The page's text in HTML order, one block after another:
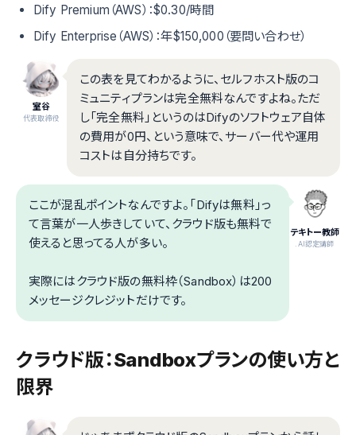
Dify Premium（AWS）：$0.30/時間
Dify Enterprise（AWS）：年$150,000（要問い合わせ）
室谷
代表取締役
この表を見てわかるように、セルフホスト版のコ
ミュニティプランは完全無料なんですよね。ただ
し「完全無料」というのはDifyのソフトウェア自体
の費用が0円、という意味で、サーバー代や運用
コストは自分持ちです。
テキトー教師
.AI認定講師
ここが混乱ポイントなんですよ。「Difyは無料」っ
て言葉が一人歩きしていて、クラウド版も無料で
使えると思ってる人が多い。
実際にはクラウド版の無料枠（Sandbox）は200
メッセージクレジットだけです。
クラウド版：Sandboxプランの使い方と
限界